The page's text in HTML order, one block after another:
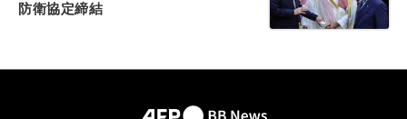
防衛協定締結